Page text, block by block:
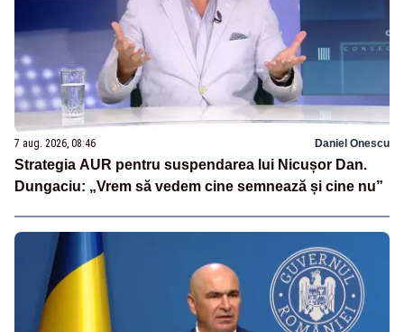
7 aug. 2026, 08:46 Daniel Onescu
Strategia AUR pentru suspendarea lui Nicușor Dan.
Dungaciu: „Vrem să vedem cine semnează și cine nu”